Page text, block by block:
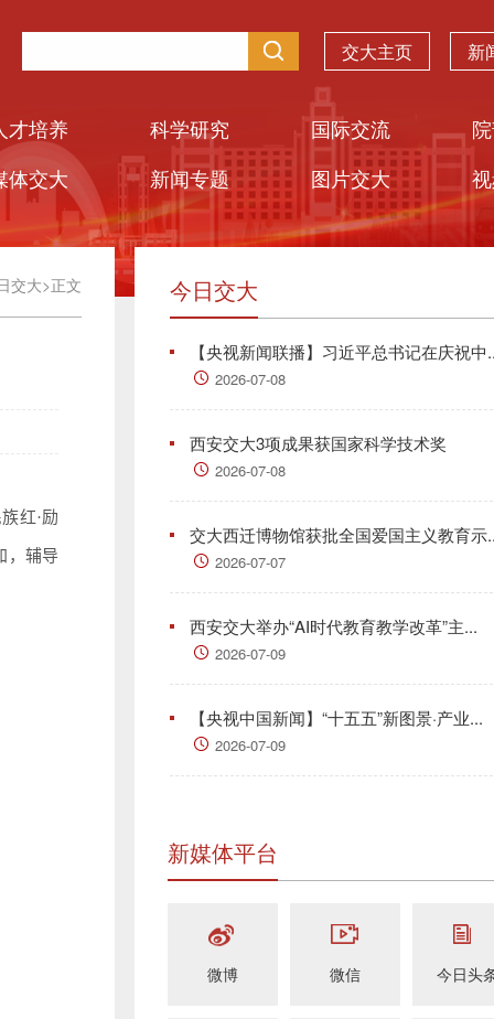
交大主页 新
才培养 科学研究 国际交流
体交大
新闻专题 图片交大
交大>正文
红·励
，辅导
今日交大
【央视新闻联播】习近平总书记在庆祝中
2026-07-08
西安交大3项成果获国家科学技术奖
2026-07-08
交大西迁博物馆获批全国爱国主义教育示
2026-07-07
西安交大举办“AI时代教育教学改革”主...
2026-07-09
【央视中国新闻】“十五五”新图景·产业...
2026-07-09
新媒体平台
微博 微信 今日头